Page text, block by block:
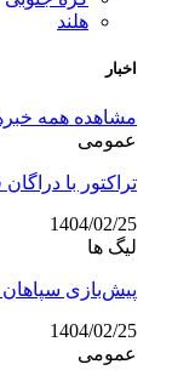
هلند
اخبار
مشاهده همه
عمومی
تراکتور با
1404/02/25
لیگ ها
پیش‌بازی
1404/02/25
عمومی